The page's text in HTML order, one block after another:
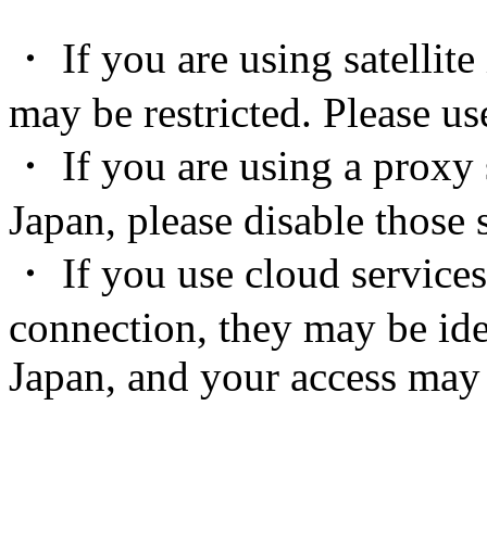
・ If you are using
may be restricted. Please
・ If you are using a
Japan, please disable those
・ If you use cloud
connection, they may be
Japan, and your access